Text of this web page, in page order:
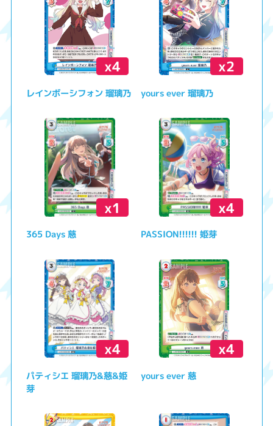
x4
レインボーシフォン 瑠璃乃
x2
yours ever 瑠璃乃
x1
365 Days 慈
x4
PASSION!!!!!! 姫芽
x4
パティシエ 瑠璃乃&慈&姫
芽
x4
yours ever 慈